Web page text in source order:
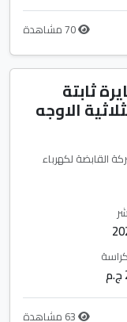
ثابتة
الاوجه
القابضة لكهرباء